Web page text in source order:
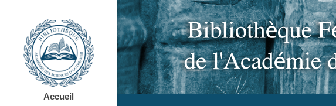
Accueil